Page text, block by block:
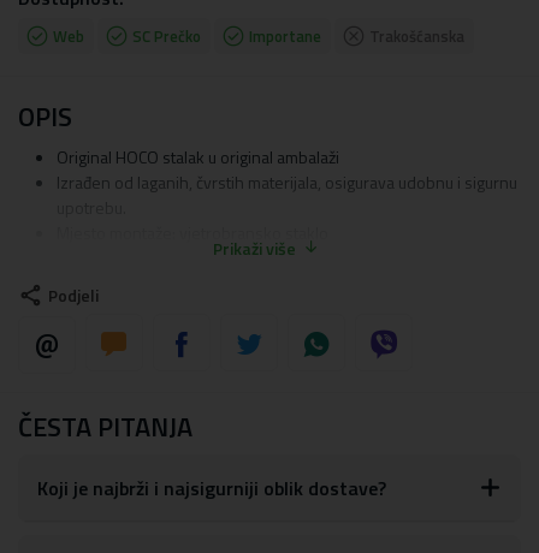
Web SC Prečko Importane
OPIS
Original HOCO stalak u original ambalaži
Izrađen od laganih, čvrstih materijala, osigurava udobnu i sigurnu
Način prihvata: magnetni
uređaja vašim željama
Dimenzije: 220 x 78 x 70 mm
Težina: 98 grama
Prikaži više
Podjeli
ČESTA PITANJA
Koji je najbrži i najsigurniji oblik dostave?